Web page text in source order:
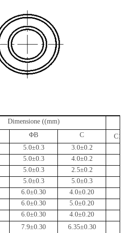
Dimensione ((mm)
ΦB C C1
5.0±0.3
3.0±0.2
5.0±0.3
4.0±0.2
5.0±0.3
2.5±0.2
5.0±0.3
5.0±0.3
6.0±0.30
4.0±0.20
6.0±0.30
5.0±0.20
6.0±0.30
4.0±0.20
7.9±0.30
6.35±0.30